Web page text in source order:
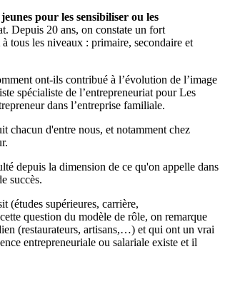
pour les sensibiliser ou les
Depuis 20 ans, on constate un fort
tous les niveaux : primaire, secondaire et
ont-ils contribué à l’évolution de l’image
spécialiste de l’entrepreneuriat pour Les
dans l’entreprise familiale.
chacun d'entre nous, et notamment chez
depuis la dimension de ce qu'on appelle dans
succès.
(études supérieures, carrière,
question du modèle de rôle, on remarque
(restaurateurs, artisans,…) et qui ont un vrai
entrepreneuriale ou salariale existe et il